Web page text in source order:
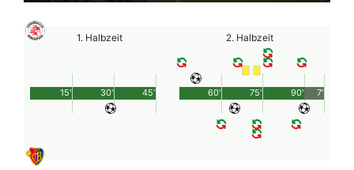
1. Halbzeit
45'
15' 30'
2. Halbzeit
90'
60' 75' 7'